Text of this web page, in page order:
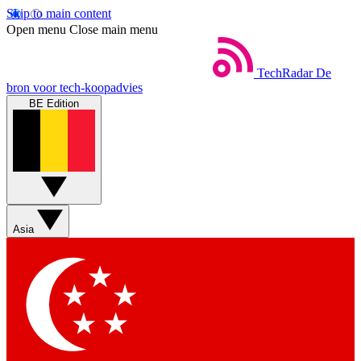
Skip to main content
Open menu Close main menu
TechRadar De
bron voor tech-koopadvies
BE Edition
Asia